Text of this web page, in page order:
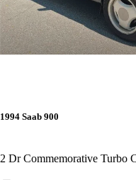
1994 Saab 900